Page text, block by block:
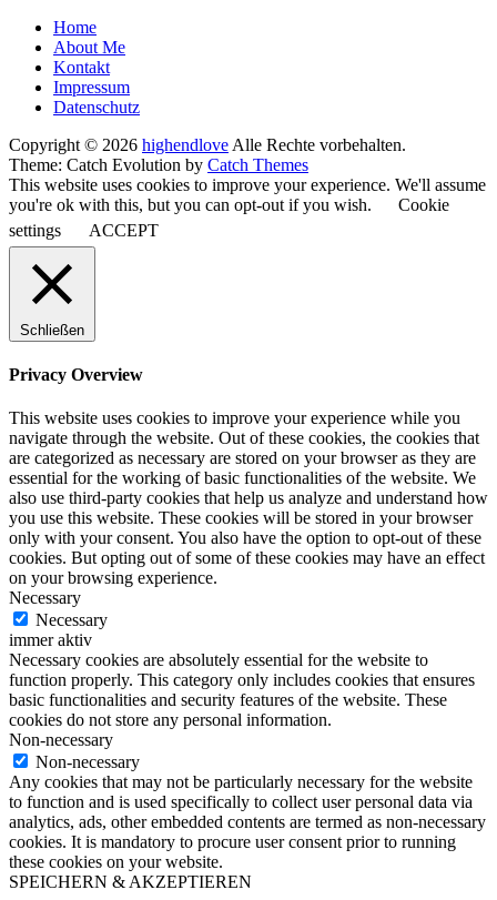
Seitenfuß-
Menü
Home
About Me
Kontakt
Impressum
Datenschutz
Copyright © 2026 highendlove Alle Rechte vorbehalten.
Theme: Catch Evolution by Catch Themes
This website uses cookies to improve your experience. We'll assume
you're ok with this, but you can opt-out if you wish.
Cookie
settings
ACCEPT
Schließen
Privacy Overview
This website uses cookies to improve your experience while you
navigate through the website. Out of these cookies, the cookies that
are categorized as necessary are stored on your browser as they are
essential for the working of basic functionalities of the website. We
also use third-party cookies that help us analyze and understand how
you use this website. These cookies will be stored in your browser
only with your consent. You also have the option to opt-out of these
cookies. But opting out of some of these cookies may have an effect
on your browsing experience.
Necessary
Necessary
immer aktiv
Necessary cookies are absolutely essential for the website to
function properly. This category only includes cookies that ensures
basic functionalities and security features of the website. These
cookies do not store any personal information.
Non-necessary
Non-necessary
Any cookies that may not be particularly necessary for the website
to function and is used specifically to collect user personal data via
analytics, ads, other embedded contents are termed as non-necessary
cookies. It is mandatory to procure user consent prior to running
these cookies on your website.
SPEICHERN & AKZEPTIEREN